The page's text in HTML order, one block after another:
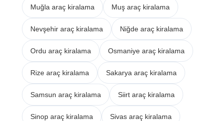
Muğla araç kiralama Muş araç kiralama
Nevşehir araç kiralama Niğde araç kiralama
Ordu araç kiralama Osmaniye araç kiralama
Rize araç kiralama Sakarya araç kiralama
Samsun araç kiralama Siirt araç kiralama
Sinop araç kiralama Sivas araç kiralama